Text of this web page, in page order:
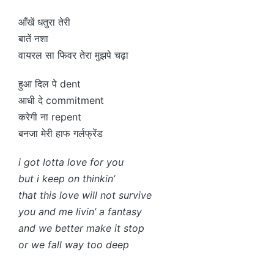
आँखें धतुरा तेरी
बातें नशा
वायरल सा फिवर तेरा मुझपे चढ़ा
हुआ दिल पे dent
आधी दे commitment
करेगी ना repent
बनजा मेरी हाफ गर्लफ्रेंड
i got lotta love for you
but i keep on thinkin’
that this love will not survive
you and me livin’ a fantasy
and we better make it stop
or we fall way too deep